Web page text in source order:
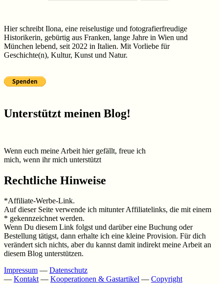
Hier schreibt Ilona, eine reiselustige und fotografierfreudige
Historikerin, gebürtig aus Franken, lange Jahre in Wien und
München lebend, seit 2022 in Italien. Mit Vorliebe für
Geschichte(n), Kultur, Kunst und Natur.
Unterstützt meinen Blog!
Wenn euch meine Arbeit hier gefällt, freue ich
mich, wenn ihr mich unterstützt
Rechtliche Hinweise
*Affiliate-Werbe-Link.
Auf dieser Seite verwende ich mitunter Affiliatelinks, die mit einem
* gekennzeichnet werden.
Wenn Du diesem Link folgst und darüber eine Buchung oder
Bestellung tätigst, dann erhalte ich eine kleine Provision. Für dich
verändert sich nichts, aber du kannst damit indirekt meine Arbeit an
diesem Blog unterstützen.
Impressum — Datenschutz
— Kontakt— Kooperationen & Gastartikel — Copyright